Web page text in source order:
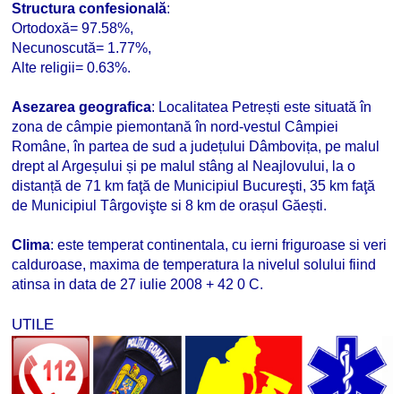
Structura confesională:
Ortodoxă= 97.58%,
Necunoscută= 1.77%,
Alte religii= 0.63%.
Asezarea geografica: Localitatea Petrești este situată în
zona de câmpie piemontană în nord-vestul Câmpiei
Române, în partea de sud a județului Dâmbovița, pe malul
drept al Argeșului și pe malul stâng al Neajlovului, la o
distanță de 71 km faţă de Municipiul Bucureşti, 35 km faţă
de Municipiul Târgovişte si 8 km de orașul Găești.
Clima: este temperat continentala, cu ierni friguroase si veri
calduroase, maxima de temperatura la nivelul solului fiind
atinsa in data de 27 iulie 2008 + 42 0 C.
UTILE